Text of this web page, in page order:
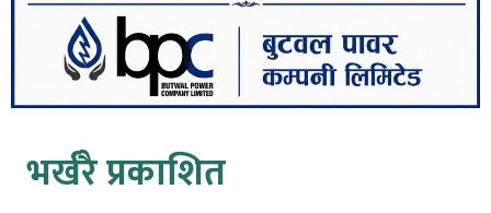
भर्खरै प्रकाशित